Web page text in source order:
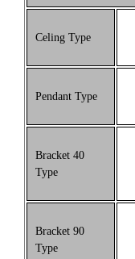
Celing Type
Pendant Type
Bracket 40
Type
Bracket 90
Type